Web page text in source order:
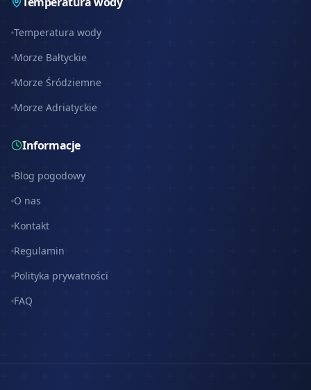
Temperatura wody
Morze Bałtyckie
Morze Śródziemne
Morze Adriatyckie
Informacje
Blog pogodowy
O nas
Kontakt
Regulamin
Polityka prywatności
FAQ